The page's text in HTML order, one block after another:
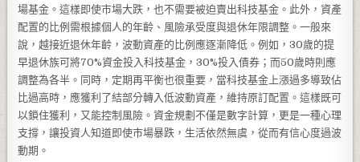
場基金。這樣即使市場大跌，也不需要被迫賣出科技基金。此外，資產
配置的比例需根據個人的年齡、風險承受度與退休年限調整。一般來
說，越接近退休年齡，波動資產的比例應逐漸降低。例如，30歲的提
早退休族可將70%資金投入科技基金，30%投入債券；而50歲時則應
調整為各半。同時，定期再平衡也很重要，當科技基金上漲過多導致佔
比過高時，應獲利了結部分轉入低波動資產，維持原訂配置。這樣既可
以鎖住獲利，又能控制風險。資金規劃不僅是數字計算，更是一種心理
支撐，讓投資人知道即使市場暴跌，生活依然無虞，從而有信心度過波
動期。